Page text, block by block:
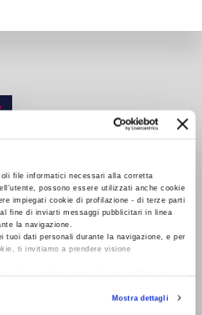
file informatici necessari alla corretta
possono essere utilizzati anche cookie
impiegati cookie di profilazione - di terze parti
fine di inviarti messaggi pubblicitari in linea
la navigazione.
tuoi dati personali durante la navigazione, e per
ti invitiamo a prendere visione
RevocaMostra dettagli